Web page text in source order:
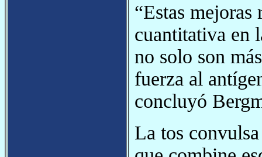
“Estas
cuantitativa en
no solo son
fuerza al
concluyó
La tos